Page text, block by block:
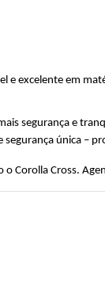
e excelente em
segurança e
única –
o Corolla Cross.